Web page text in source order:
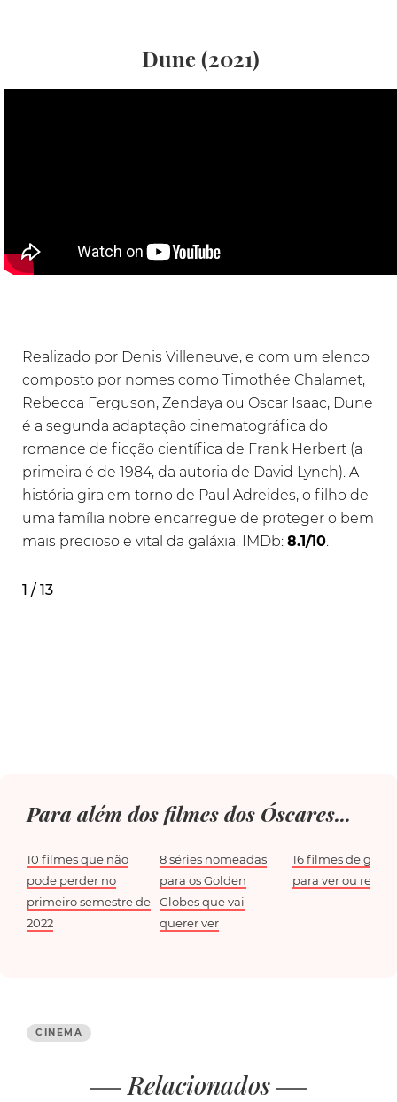
Dune (2021)
Realizado por Denis Villeneuve, e com um elenco
composto por nomes como Timothée Chalamet,
Rebecca Ferguson, Zendaya ou Oscar Isaac, Dune
é a segunda adaptação cinematográfica do
romance de ficção científica de Frank Herbert (a
primeira é de 1984, da autoria de David Lynch). A
história gira em torno de Paul Adreides, o filho de
uma família nobre encarregue de proteger o bem
mais precioso e vital da galáxia. IMDb: 8.1/10.
1 / 13
Para além dos filmes dos Óscares...
10 filmes que não
pode perder no
primeiro semestre de
2022
8 séries nomeadas
para os Golden
Globes que vai
querer ver
16 filmes de
para ver ou rever
CINEMA
Relacionados